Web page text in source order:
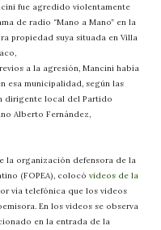
fue agredido violentamente
de radio “Mano a Mano” en la
propiedad suya situada en Villa
a la agresión, Mancini había
esa municipalidad, según las
dirigente local del Partido
Alberto Fernández,
la organización defensora de la
(FOPEA), colocó videos de la
vía telefónica que los videos
En los videos se observa
en la entrada de la